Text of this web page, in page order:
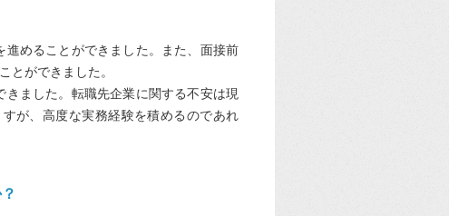
めることができました。また、面接前
とができました。
ました。転職先企業に関する不安は現
が、高度な実務経験を積めるのであれ